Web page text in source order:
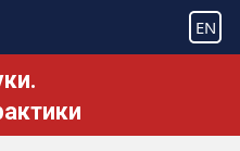
EN